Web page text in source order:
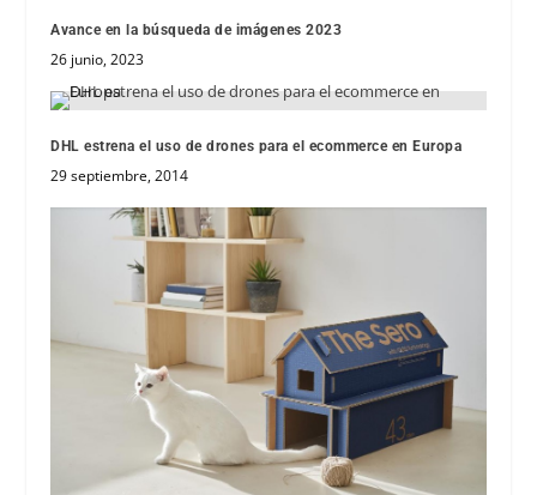
Avance en la búsqueda de imágenes 2023
26 junio, 2023
DHL estrena el uso de drones para el ecommerce en Europa
29 septiembre, 2014